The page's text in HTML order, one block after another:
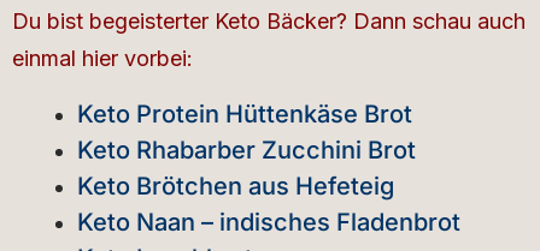
Du bist begeisterter Keto Bäcker? Dann schau auch
einmal hier vorbei:
Keto Protein Hüttenkäse Brot
Keto Rhabarber Zucchini Brot
Keto Brötchen aus Hefeteig
Keto Naan – indisches Fladenbrot